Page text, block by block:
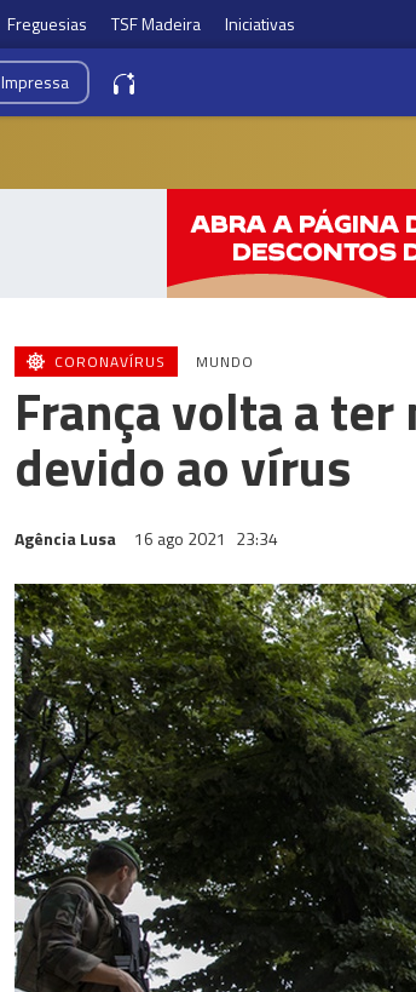
Freguesias TSF Madeira Iniciativas
Impressa
CORONAVÍRUS MUNDO
França volta a
devido ao vírus
Agência Lusa 16 ago 2021 23:34